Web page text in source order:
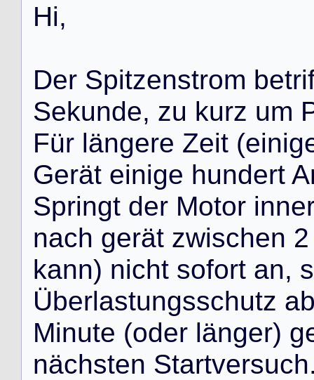
Hi,
Der Spitzenstrom betrif
Sekunde, zu kurz um
Für längere Zeit (einig
Gerät einige hundert A
Springt der Motor inne
nach gerät zwischen 2
kann) nicht sofort an, s
Überlastungsschutz a
Minute (oder länger) g
nächsten Startversuch